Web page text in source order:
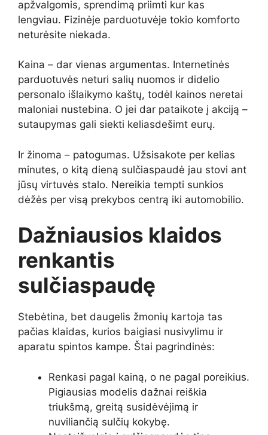
apžvalgomis, sprendimą priimti kur kas
lengviau. Fizinėje parduotuvėje tokio komforto
neturėsite niekada.
Kaina – dar vienas argumentas. Internetinės
parduotuvės neturi salių nuomos ir didelio
personalo išlaikymo kaštų, todėl kainos neretai
maloniai nustebina. O jei dar pataikote į akciją –
sutaupymas gali siekti keliasdešimt eurų.
Ir žinoma – patogumas. Užsisakote per kelias
minutes, o kitą dieną sulčiaspaudė jau stovi ant
jūsų virtuvės stalo. Nereikia tempti sunkios
dėžės per visą prekybos centrą iki automobilio.
Dažniausios klaidos
renkantis
sulčiaspaudę
Stebėtina, bet daugelis žmonių kartoja tas
pačias klaidas, kurios baigiasi nusivylimu ir
aparatu spintos kampe. Štai pagrindinės:
Renkasi pagal kainą, o ne pagal poreikius.
Pigiausias modelis dažnai reiškia
triukšmą, greitą susidėvėjimą ir
nuviliančią sulčių kokybę.